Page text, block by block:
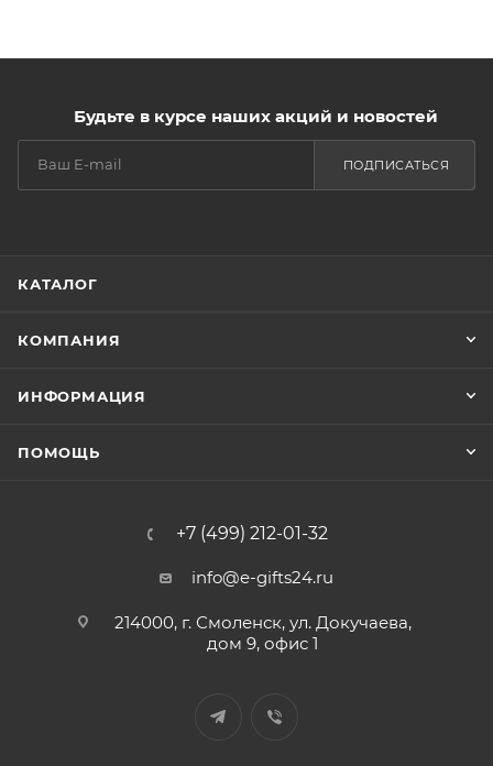
Будьте в курсе наших акций и новостей
ПОДПИСАТЬСЯ
КАТАЛОГ
КОМПАНИЯ
ИНФОРМАЦИЯ
ПОМОЩЬ
+7 (499) 212-01-32
info@e-gifts24.ru
214000, г. Смоленск, ул. Докучаева,
дом 9, офис 1